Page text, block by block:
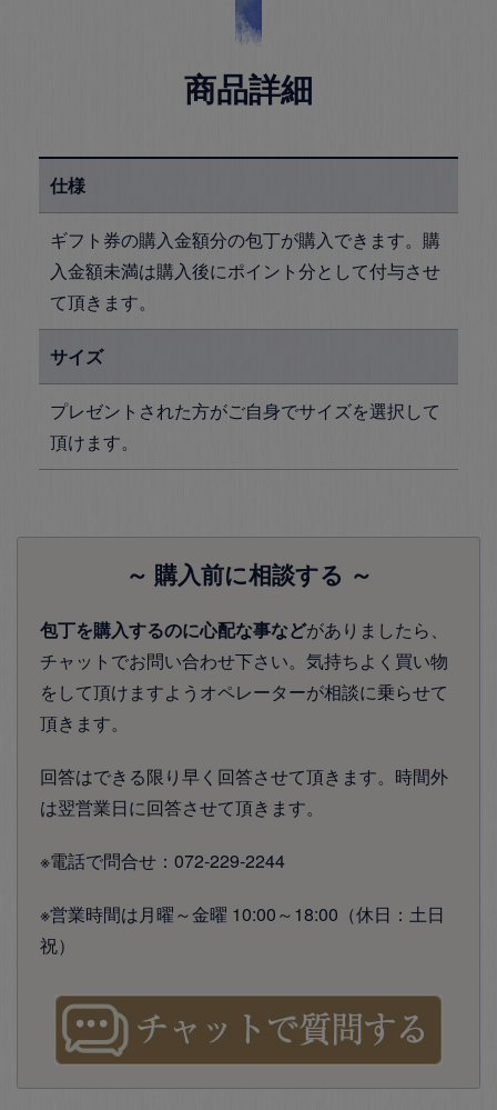
商品詳細
仕様
ギフト券の購入金額分の包丁が購入できます。購
入金額未満は購入後にポイント分として付与させ
て頂きます。
サイズ
プレゼントされた方がご自身でサイズを選択して
頂けます。
～ 購入前に相談する ～
包丁を購入するのに心配な事などがありましたら、
チャットでお問い合わせ下さい。気持ちよく買い物
をして頂けますようオペレーターが相談に乗らせて
頂きます。
回答はできる限り早く回答させて頂きます。時間外
は翌営業日に回答させて頂きます。
※電話で問合せ：072-229-2244
※営業時間は月曜～金曜 10:00～18:00（休日：土日
祝）